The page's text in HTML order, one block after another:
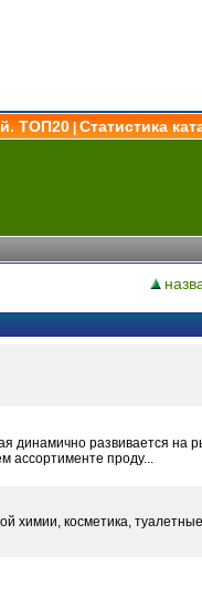
ТОП20 Статистика
динамично развивается на
ассортименте проду...
химии, косметика,